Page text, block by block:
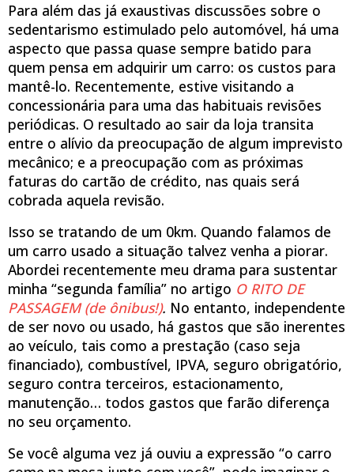
Para além das já exaustivas discussões sobre o
sedentarismo estimulado pelo automóvel, há uma
aspecto que passa quase sempre batido para
quem pensa em adquirir um carro: os custos para
mantê-lo. Recentemente, estive visitando a
concessionária para uma das habituais revisões
periódicas. O resultado ao sair da loja transita
entre o alívio da preocupação de algum imprevisto
mecânico; e a preocupação com as próximas
faturas do cartão de crédito, nas quais será
cobrada aquela revisão.
Isso se tratando de um 0km. Quando falamos de
um carro usado a situação talvez venha a piorar.
Abordei recentemente meu drama para sustentar
minha “segunda família” no artigo O RITO DE
PASSAGEM (de ônibus!). No entanto, independente
de ser novo ou usado, há gastos que são inerentes
ao veículo, tais como a prestação (caso seja
financiado), combustível, IPVA, seguro obrigatório,
seguro contra terceiros, estacionamento,
manutenção… todos gastos que farão diferença
no seu orçamento.
Se você alguma vez já ouviu a expressão “o carro